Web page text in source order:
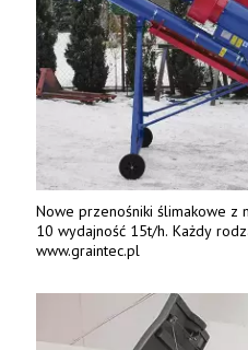
Nowe przenośniki ślimakowe z
10 wydajność 15t/h. Każdy
www.graintec.pl